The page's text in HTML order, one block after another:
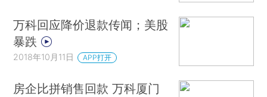
万科回应降价退款传闻；美股
暴跌
2018年10月11日 APP打开
房企比拼销售回款 万科厦门